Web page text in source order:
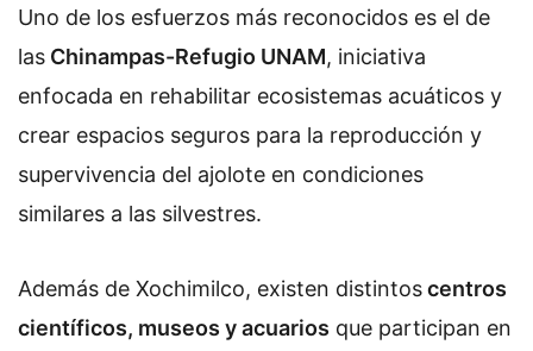
Uno de los esfuerzos más reconocidos es el de
las Chinampas-Refugio UNAM, iniciativa
enfocada en rehabilitar ecosistemas acuáticos y
crear espacios seguros para la reproducción y
supervivencia del ajolote en condiciones
similares a las silvestres.
Además de Xochimilco, existen distintoscentros
científicos, museos y acuarios que participan en